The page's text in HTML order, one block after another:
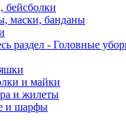
бейсболки
маски, банданы
раздел - Головные
и майки
и жилеты
и шарфы